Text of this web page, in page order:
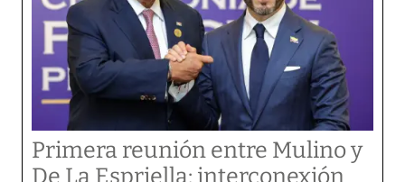
Primera reunión entre Mulino y